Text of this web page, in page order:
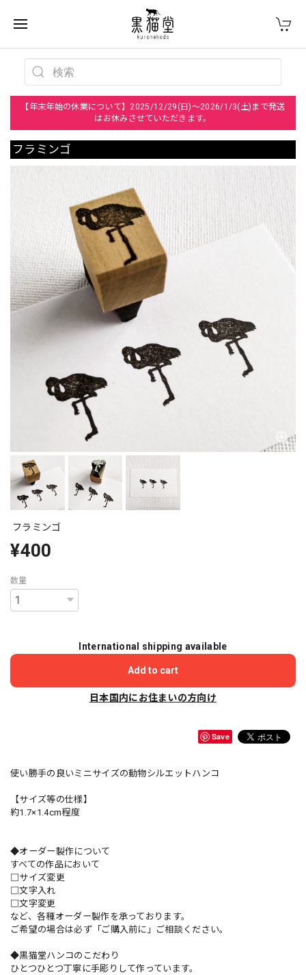
【年末年始の休業について】2025/12/29(日)～2026/1/3(土)まで発送
はお休みさせていただきます。
フラミンゴ
フラミンゴ
¥400
数量
International shipping available
Add to cart
日本国内にお住まいの方向け
Save
使い勝手の良いミニサイズの動物シルエットハンコ
【サイズ等の仕様】
約1.7×1.4cm程度
◆オーダー製作について
すべての作品において
□サイズ変更
□文字入れ
□文字変更
など、各種オーダー製作を承っております。
ご希望の場合は必ず「ご購入前に」ご相談ください。
◆黒猫堂ハンコのこだわり
ひとつひとつ丁寧に手彫りして作っています。